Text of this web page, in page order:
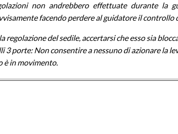
non andrebbero effettuate durante la
facendo perdere al guidatore il controllo
regolazione del sedile, accertarsi che esso sia
3 porte: Non consentire a nessuno di azionare la
è in movimento.